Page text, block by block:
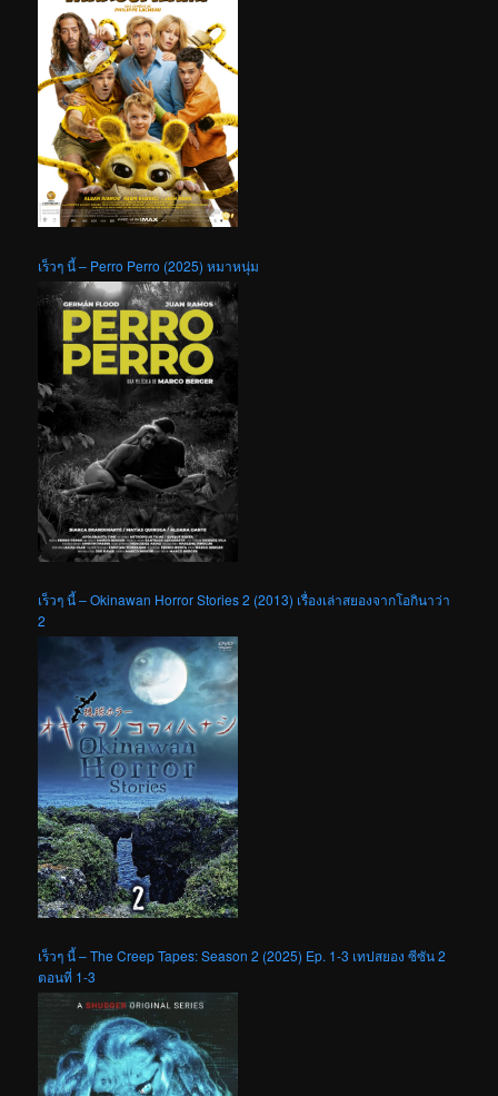
เร็วๆ นี้ – Perro Perro (2025) หมาหนุ่ม
เร็วๆ นี้ – Okinawan Horror Stories 2 (2013) เรื่องเล่าสยองจากโอกินาว่า
2
เร็วๆ นี้ – The Creep Tapes: Season 2 (2025) Ep. 1-3 เทปสยอง ซีซัน 2
ตอนที่ 1-3